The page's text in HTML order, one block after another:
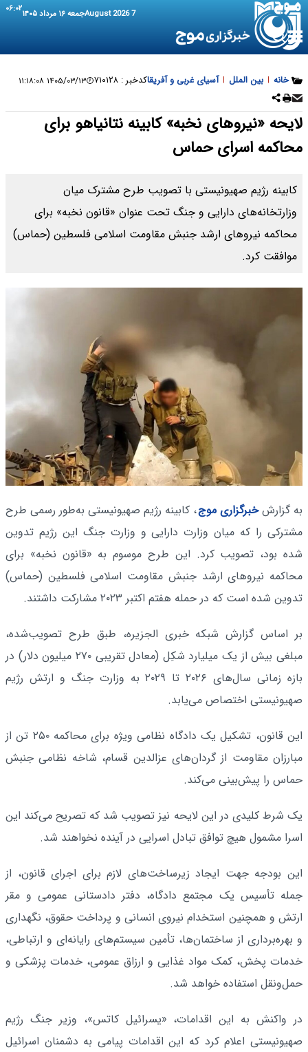
7 August 2026 جمعه ۱۶ مرداد ۱۴۰۵ ۰۶:۰۲
خانه | بین الملل | آسیای غربی و آفریقاکدخبر : ۷۱۰۱۲۸ ۱۴۰۵/۰۳/۱۳ ۱۱:۱۸:۰۸
لایحه «نیروهای نخبه» کابینه نتانیاهو برای
محاکمه اسرای حماس
کابینه رژیم صهیونیستی با تصویب طرح مشترک میان
وزارتخانه‌های دارایی و جنگ تحت عنوان «قانون نخبه» برای
محاکمه نیروهای ارشد جنبش مقاومت اسلامی فلسطین (حماس)
موافقت کرد.
به گزارشخبرگزاری موج، کابینه رژیم صهیونیستی به‌طور رسمی طرح
مشترکی را که میان وزارت دارایی و وزارت جنگ این رژیم تدوین
شده بود، تصویب کرد. این طرح موسوم به «قانون نخبه» برای
محاکمه نیروهای ارشد جنبش مقاومت اسلامی فلسطین (حماس)
تدوین شده است که در حمله هفتم اکتبر ۲۰۲۳ مشارکت داشتند.
بر اساس گزارش شبکه خبری الجزیره، طبق طرح تصویب‌شده،
مبلغی بیش از یک میلیارد شکِل (معادل تقریبی ۲۷۰ میلیون دلار) در
بازه زمانی سال‌های ۲۰۲۶ تا ۲۰۲۹ به وزارت جنگ و ارتش رژیم
صهیونیستی اختصاص می‌یابد.
این قانون، تشکیل یک دادگاه نظامی ویژه برای محاکمه ۲۵۰ تن از
مبارزان مقاومت از گردان‌های عزالدین قسام، شاخه نظامی جنبش
حماس را پیش‌بینی می‌کند.
یک شرط کلیدی در این لایحه نیز تصویب شد که تصریح می‌کند این
اسرا مشمول هیچ توافق تبادل اسرایی در آینده نخواهند شد.
این بودجه جهت ایجاد زیرساخت‌های لازم برای اجرای قانون، از
جمله تأسیس یک مجتمع دادگاه، دفتر دادستانی عمومی و مقر
ارتش و همچنین استخدام نیروی انسانی و پرداخت حقوق، نگهداری
و بهره‌برداری از ساختمان‌ها، تأمین سیستم‌های رایانه‌ای و ارتباطی،
خدمات پخش، کمک مواد غذایی و ارزاق عمومی، خدمات پزشکی و
حمل‌ونقل استفاده خواهد شد.
در واکنش به این اقدامات، «یسرائیل کاتس»، وزیر جنگ رژیم
صهیونیستی اعلام کرد که این اقدامات پیامی به دشمنان اسرائیل